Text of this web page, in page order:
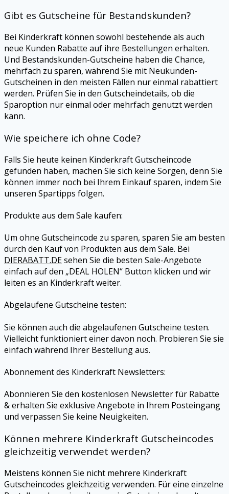
Gibt es Gutscheine für Bestandskunden?
Bei Kinderkraft können sowohl bestehende als auch
neue Kunden Rabatte auf ihre Bestellungen erhalten.
Und Bestandskunden-Gutscheine haben die Chance,
mehrfach zu sparen, während Sie mit Neukunden-
Gutscheinen in den meisten Fällen nur einmal rabattiert
werden. Prüfen Sie in den Gutscheindetails, ob die
Sparoption nur einmal oder mehrfach genutzt werden
kann.
Wie speichere ich ohne Code?
Falls Sie heute keinen Kinderkraft Gutscheincode
gefunden haben, machen Sie sich keine Sorgen, denn Sie
können immer noch bei Ihrem Einkauf sparen, indem Sie
unseren Spartipps folgen.
Produkte aus dem Sale kaufen:
Um ohne Gutscheincode zu sparen, sparen Sie am besten
durch den Kauf von Produkten aus dem Sale. Bei
DIERABATT.DEsehen Sie die besten Sale-Angebote
einfach auf den „DEAL HOLEN“ Button klicken und wir
leiten es an Kinderkraft weiter.
Abgelaufene Gutscheine testen:
Sie können auch die abgelaufenen Gutscheine testen.
Vielleicht funktioniert einer davon noch. Probieren Sie sie
einfach während Ihrer Bestellung aus.
Abonnement des Kinderkraft Newsletters:
Abonnieren Sie den kostenlosen Newsletter für Rabatte
& erhalten Sie exklusive Angebote in Ihrem Posteingang
und verpassen Sie keine Neuigkeiten.
Können mehrere Kinderkraft Gutscheincodes
gleichzeitig verwendet werden?
Meistens können Sie nicht mehrere Kinderkraft
Gutscheincodes gleichzeitig verwenden. Für eine einzelne